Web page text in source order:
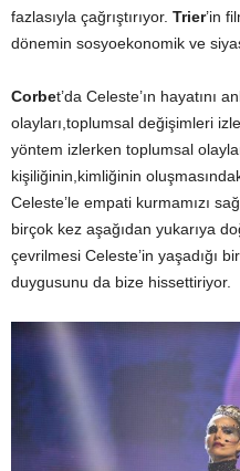
fazlasıyla çağrıştırıyor. Trier’in
dönemin sosyoekonomik ve
Corbet’da Celeste’ın hayatını
olayları,toplumsal değişimleri
yöntem izlerken toplumsal
kişiliğinin,kimliğinin
Celeste’le empati kurmamızı
birçok kez aşağıdan yukarıya
çevrilmesi Celeste’in yaşadığı
duygusunu da bize hissettiriyor.